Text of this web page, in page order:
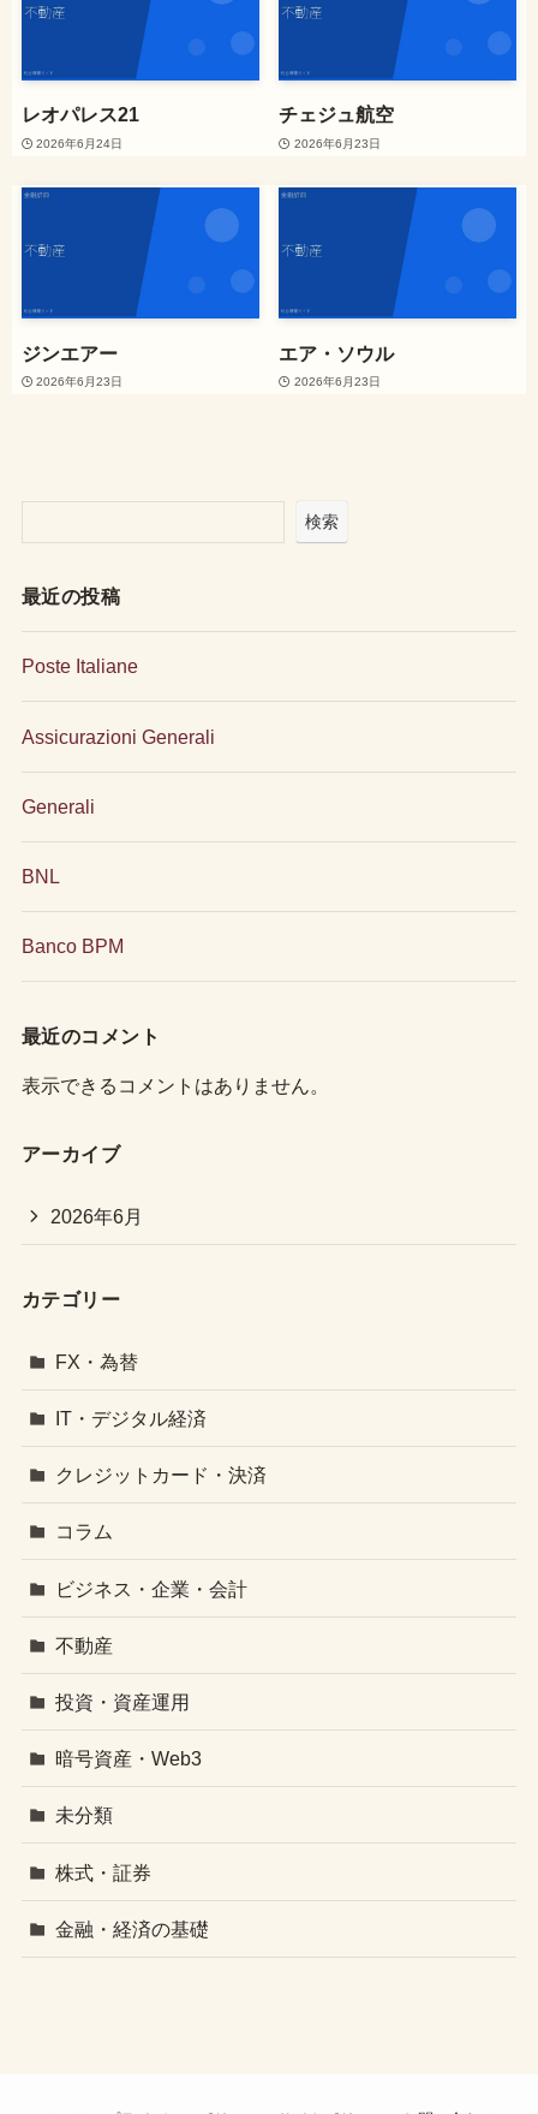
レオパレス21
2026年6月24日
チェジュ航空
2026年6月23日
ジンエアー
2026年6月23日
エア・ソウル
2026年6月23日
検索
最近の投稿
Poste Italiane
Assicurazioni Generali
Generali
BNL
Banco BPM
最近のコメント
表示できるコメントはありません。
アーカイブ
2026年6月
カテゴリー
FX・為替
IT・デジタル経済
クレジットカード・決済
コラム
ビジネス・企業・会計
不動産
投資・資産運用
暗号資産・Web3
未分類
株式・証券
金融・経済の基礎